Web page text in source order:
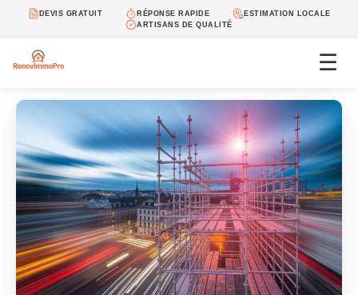
DEVIS GRATUIT RÉPONSE RAPIDE
ESTIMATION LOCALE
ARTISANS DE QUALITÉ
☰